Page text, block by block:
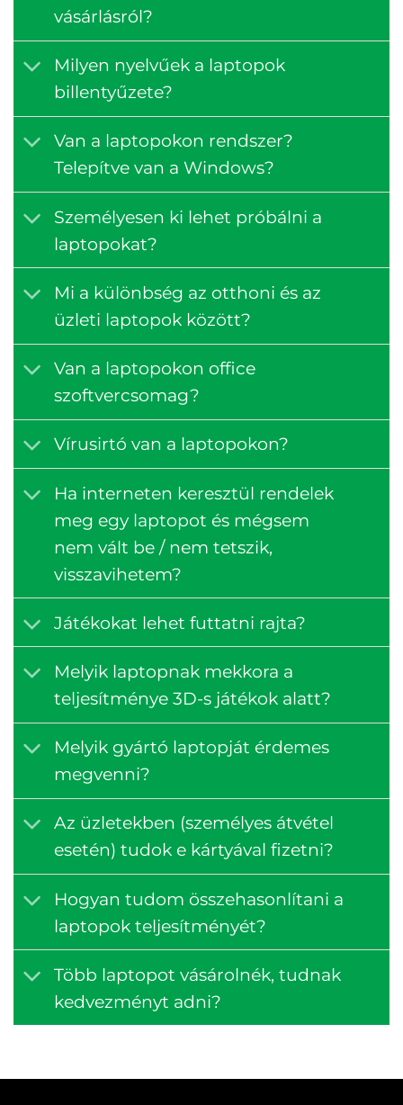
vásárlásról?
Milyen nyelvűek a laptopok
billentyűzete?
Van a laptopokon rendszer?
Telepítve van a Windows?
Személyesen ki lehet próbálni a
laptopokat?
Mi a különbség az otthoni és az
üzleti laptopok között?
Van a laptopokon office
szoftvercsomag?
Vírusirtó van a laptopokon?
Ha interneten keresztül rendelek
meg egy laptopot és mégsem
nem vált be / nem tetszik,
visszavihetem?
Játékokat lehet futtatni rajta?
Melyik laptopnak mekkora a
teljesítménye 3D-s játékok alatt?
Melyik gyártó laptopját érdemes
megvenni?
Az üzletekben (személyes átvétel
esetén) tudok e kártyával fizetni?
Hogyan tudom összehasonlítani a
laptopok teljesítményét?
Több laptopot vásárolnék, tudnak
kedvezményt adni?